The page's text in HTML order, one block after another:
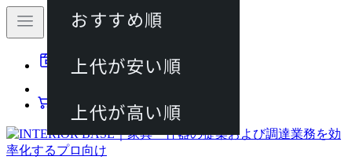
動画マニュアル
カート
おすすめ順
上代が安い順
上代が高い順